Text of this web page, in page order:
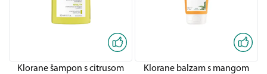
Klorane šampon s citrusom
Klorane balzam s mangom